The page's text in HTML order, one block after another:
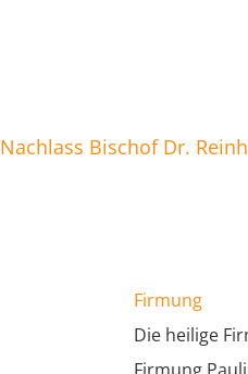
Nachlass Bischof Dr.
Firmung
Die heilige